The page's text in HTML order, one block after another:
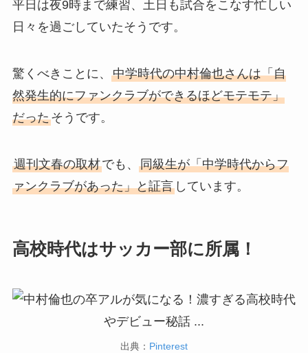
平日は夜9時まで練習、土日も試合をこなす忙しい
日々を過ごしていたそうです。
驚くべきことに、 中学時代の中村倫也さんは「自
然発生的にファンクラブができるほどモテモテ」
だったそうです。
週刊文春の取材でも、 同級生が「中学時代からフ
ァンクラブがあった」と証言しています。
高校時代はサッカー部に所属！
出典： Pinterest